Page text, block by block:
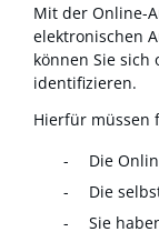
Mit der Online-
elektronischen
können Sie
identifizieren.
Hierfür müssen
Die
Die
Sie